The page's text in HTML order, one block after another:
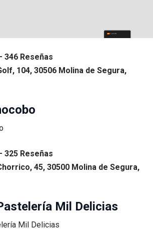
346 Reseñas
104, 30506 Molina de Segura,
325 Reseñas
45, 30500 Molina de Segura,
Mil Delicias